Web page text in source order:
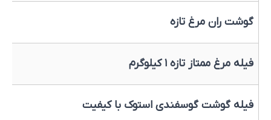
گوشت ران مرغ تازه
فیله مرغ ممتاز تازه ۱ کیلوگرم
فیله گوشت گوسفندی استوک با کیفیت